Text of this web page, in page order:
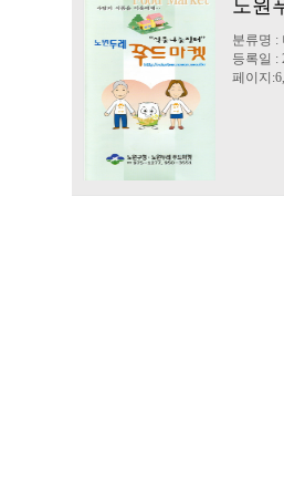
노원
분류명 :
등록일 :
페이지